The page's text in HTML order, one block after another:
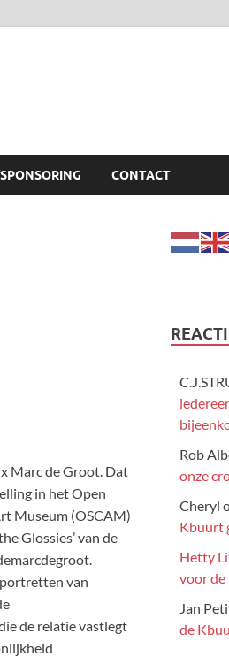
CONTACT
Marc de Groot. Dat
in het Open
Museum (OSCAM)
Glossies’ van de
van
de relatie vastlegt
Rob
onze
Cheryl
Kbuurt
Hetty
voor
Jan
de